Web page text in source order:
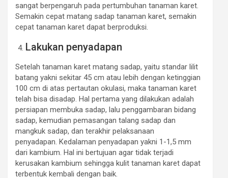
sangat berpengaruh pada pertumbuhan tanaman karet.
Semakin cepat matang sadap tanaman karet, semakin
cepat tanaman karet dapat berproduksi.
Lakukan penyadapan
Setelah tanaman karet matang sadap, yaitu standar lilit
batang yakni sekitar 45 cm atau lebih dengan ketinggian
100 cm di atas pertautan okulasi, maka tanaman karet
telah bisa disadap. Hal pertama yang dilakukan adalah
persiapan membuka sadap, lalu penggambaran bidang
sadap, kemudian pemasangan talang sadap dan
mangkuk sadap, dan terakhir pelaksanaan
penyadapan. Kedalaman penyadapan yakni 1-1,5 mm
dari kambium. Hal ini bertujuan agar tidak terjadi
kerusakan kambium sehingga kulit tanaman karet dapat
terbentuk kembali dengan baik.